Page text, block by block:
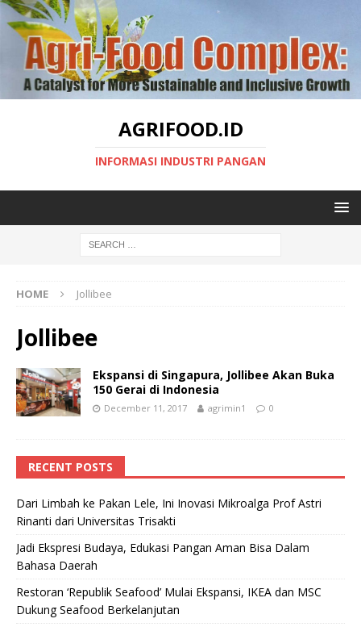
AGRIFOOD.ID
INFORMASI INDUSTRI PANGAN
HOME Jollibee
Jollibee
Ekspansi di Singapura, Jollibee Akan Buka
150 Gerai di Indonesia
December 11, 2017 agrimin1 0
RECENT POSTS
Dari Limbah ke Pakan Lele, Ini Inovasi Mikroalga Prof Astri
Rinanti dari Universitas Trisakti
Jadi Ekspresi Budaya, Edukasi Pangan Aman Bisa Dalam
Bahasa Daerah
Restoran ‘Republik Seafood’ Mulai Ekspansi, IKEA dan MSC
Dukung Seafood Berkelanjutan